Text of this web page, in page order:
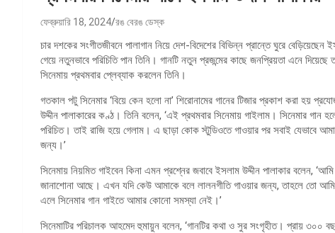
ফেব্রুয়ারি 18, 2024 রঙ বেরঙ ডেস্ক
চার দশকের সংগীতজীবনে পালাগান নিয়ে দেশ-বিদেশের বিভিন্ন প্রান্তে ঘুরে
গেয়ে নতুনভাবে পরিচিতি পান তিনি। গানটি নতুন প্রজন্মের কাছে জনপ্রিয়তা এনে
সিনেমায় প্রথমবার প্লেব্যাক করলেন তিনি।
গতকাল পটু সিনেমার ‘বিয়ে কেন হলো না’ শিরোনামের গানের টিজার প্রকাশ করা হয়
উদ্দীন পালাকারের কণ্ঠ। তিনি বলেন, ‘এই প্রথমবার সিনেমায় গাইলাম। সিনেমার
পরিচিত। তাই রাজি হয়ে গেলাম। এ ছাড়া কোক স্টুডিওতে গাওয়ার পর সবাই যেভাবে
জন্য।’
সিনেমায় নিয়মিত গাইবেন কিনা এমন প্রশ্নের জবাবে ইসলাম উদ্দীন পালাকার বলেন,
জানাশোনা আছে। এখন যদি কেউ আমাকে বলে লালনগীতি গাওয়ার জন্য, তাহলে তো আমি
এলে সিনেমার গান গাইতে আমার কোনো সমস্যা নেই।’
সিনেমাটির পরিচালক আহমেদ হুমায়ুন বলেন, ‘গানটির কথা ও সুর সংগৃহীত। প্রায় ৩০০